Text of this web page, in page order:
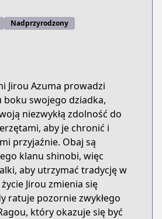
Nadprzyrodzony
Jirou Azuma prowadzi
boku swojego dziadka,
niezwykłą zdolność do
aby je chronić i
przyjaźnie. Obaj są
klanu shinobi, więc
aby utrzymać tradycję w
Jirou zmienia się
ratuje pozornie zwykłego
który okazuje się być